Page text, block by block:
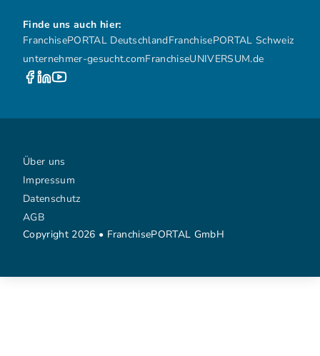
Finde uns auch hier:
FranchisePORTAL DeutschlandFranchisePORTAL Schweiz
unternehmer-gesucht.comFranchiseUNIVERSUM.de
Copyright 2026 • FranchisePORTAL GmbH
Über uns
Impressum
Datenschutz
AGB